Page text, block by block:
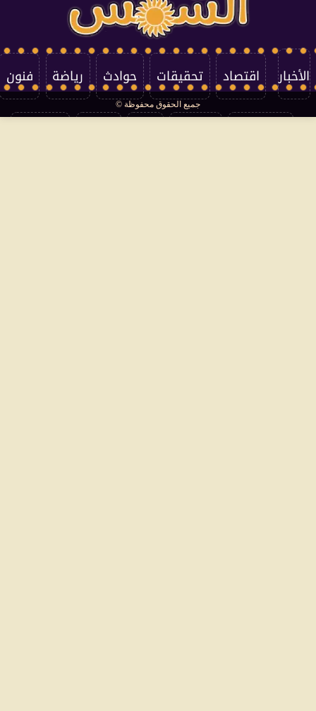
الأخبار اقتصاد تحقيقات حوادث رياضة فنون
جميع الحقوق محفوظة ©